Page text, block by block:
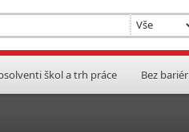
škol a trh práce Bez bariér